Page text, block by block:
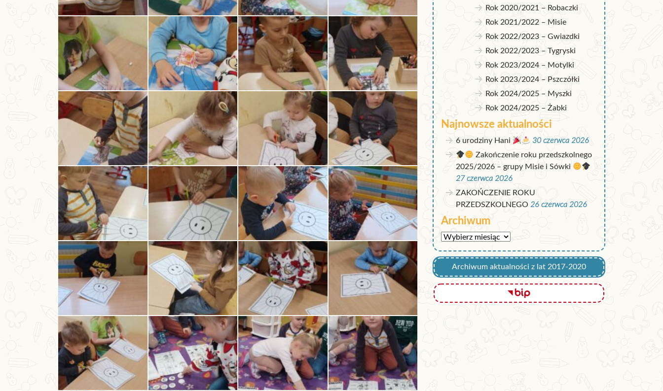
Rok 2020/2021 – Robaczki
Rok 2021/2022 – Misie
Rok 2022/2023 – Gwiazdki
Rok 2022/2023 – Tygryski
Rok 2023/2024 – Motylki
Rok 2023/2024 – Pszczółki
Rok 2024/2025 – Myszki
Rok 2024/2025 – Żabki
Najnowsze aktualności
6 urodziny Hani
30 czerwca 2026
Zakończenie roku przedszkolnego
2025/2026 – grupy Misie i Sówki
27 czerwca 2026
ZAKOŃCZENIE ROKU
PRZEDSZKOLNEGO 26 czerwca 2026
Archiwum
Archiwum
Archiwum aktualności z lat 2017-2020